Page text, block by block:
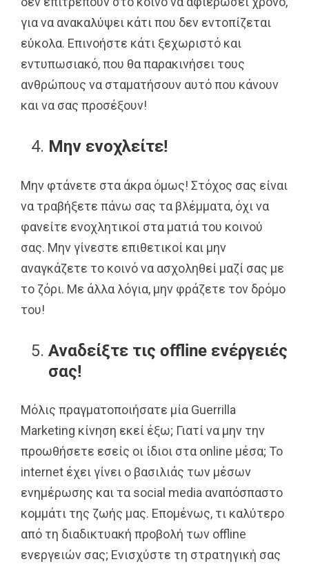
για να ανακαλύψει κάτι που δεν εντοπίζεται
εύκολα. Επινοήστε κάτι ξεχωριστό και
εντυπωσιακό, που θα παρακινήσει τους
ανθρώπους να σταματήσουν αυτό που κάνουν
και να σας προσέξουν!
Μην ενοχλείτε!
Μην φτάνετε στα άκρα όμως! Στόχος σας είναι
να τραβήξετε πάνω σας τα βλέμματα, όχι να
φανείτε ενοχλητικοί στα ματιά του κοινού
σας. Μην γίνεστε επιθετικοί και μην
αναγκάζετε το κοινό να ασχοληθεί μαζί σας με
το ζόρι. Με άλλα λόγια, μην φράζετε τον δρόμο
του!
Αναδείξτε τις offline ενέργειές
σας!
Μόλις πραγματοποιήσατε μία Guerrilla
Marketing κίνηση εκεί έξω; Γιατί να μην την
προωθήσετε εσείς οι ίδιοι στα online μέσα; Το
internet έχει γίνει ο βασιλιάς των μέσων
ενημέρωσης και τα social media αναπόσπαστο
κομμάτι της ζωής μας. Επομένως, τι καλύτερο
από τη διαδικτυακή προβολή των offline
ενεργειών σας; Ενισχύστε τη στρατηγική σας